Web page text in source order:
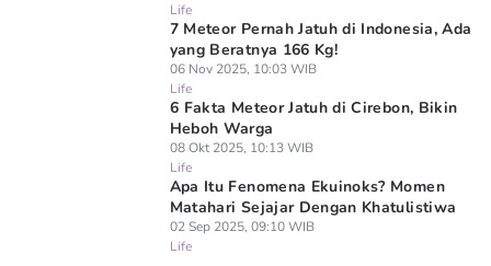
Life
7 Meteor Pernah Jatuh di Indonesia, Ada
yang Beratnya 166 Kg!
06 Nov 2025, 10:03 WIB
Life
⁠6 Fakta Meteor Jatuh di Cirebon, Bikin
Heboh Warga
08 Okt 2025, 10:13 WIB
Life
Apa Itu Fenomena Ekuinoks? Momen
Matahari Sejajar Dengan Khatulistiwa
02 Sep 2025, 09:10 WIB
Life